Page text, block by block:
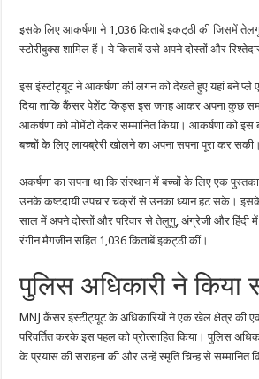
इसके लिए आकर्षणा ने 1,036 किताबें इकट्‌ठी की जिसमें
स्टोरीबुक्स शामिल हैं। ये किताबें उसे अपने दोस्तों और
इस इंस्टीट्यूट ने आकर्षणा की लगन को देखते हुए यहां बने प्ले
दिया ताकि कैंसर पेशेंट किड्स इस जगह आकर अपना कुछ
आकर्षणा को मोमेंटो देकर सम्मानित किया। आकर्षणा को इस
बच्चों के लिए लायब्रेरी खोलने का अपना सपना पूरा कर सकी।
अकर्षणा का सपना था कि संस्थान में बच्चों के लिए एक
उनके कष्टदायी उपचार चक्रों से उनका ध्यान हट सके।
साल में अपने दोस्तों और परिवार से तेलुगु, अंग्रेजी और हिंदी
रंगीन मैगजीन सहित 1,036 किताबें इकट्ठी कीं।
पुलिस अधिकारी ने किया
MNJ कैंसर इंस्टीट्यूट के अधिकारियों ने एक खेल क्षेत्र की
परिवर्तित करके इस पहल को प्रोत्साहित किया। पुलिस
के प्रयास की सराहना की और उन्हें स्मृति चिन्ह से सम्मानित